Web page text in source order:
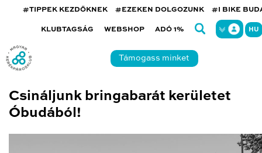
#TIPPEK KEZDŐKNEK #EZEKEN DOLGOZUNK #I BIKE
KLUBTAGSÁG WEBSHOP ADÓ 1% HU
Támogass minket
Csináljunk bringabarát kerületet
Óbudából!